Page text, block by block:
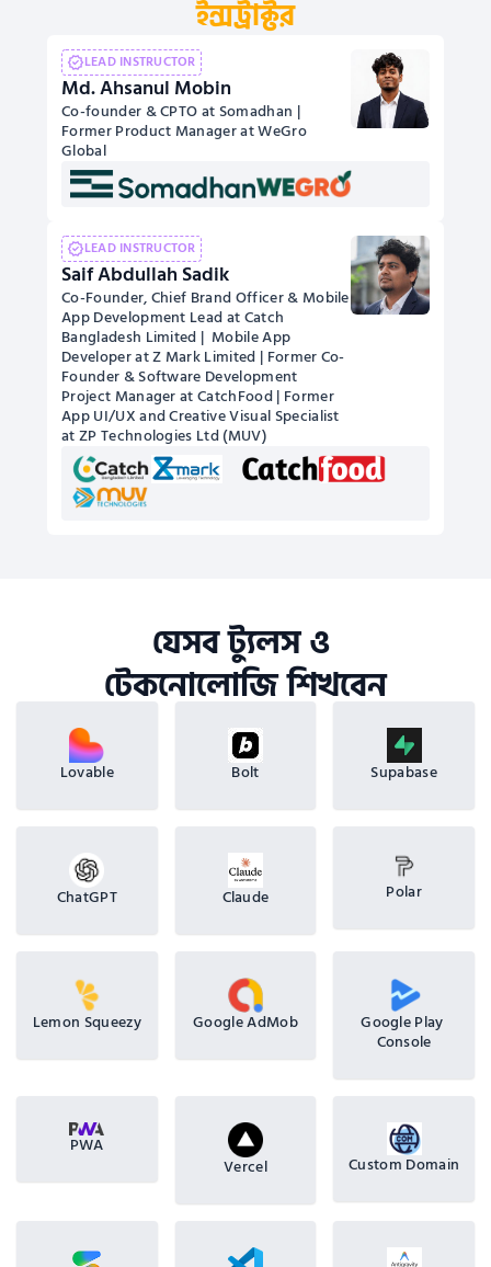
ইন্সট্রাক্টর
LEAD INSTRUCTOR
Md. Ahsanul Mobin
Co-founder & CPTO at Somadhan |
Former Product Manager at WeGro
Global
LEAD INSTRUCTOR
Saif Abdullah Sadik
Co-Founder, Chief Brand Officer & Mobile
App Development Lead at Catch
Bangladesh Limited |  Mobile App
Developer at Z Mark Limited | Former Co-
Founder & Software Development
Project Manager at CatchFood | Former
App UI/UX and Creative Visual Specialist
at ZP Technologies Ltd (MUV)
যেসব ট্যুলস ও
টেকনোলোজি শিখবেন
Lovable Bolt Supabase
ChatGPT Claude Polar
Lemon Squeezy Google AdMob Google Play
Console
PWA
Vercel
Custom Domain